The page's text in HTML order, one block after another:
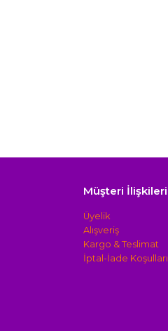
Müşteri İlişkileri
Üyelik
Alışveriş
Kargo & Teslimat
İptal-İade Koşulları